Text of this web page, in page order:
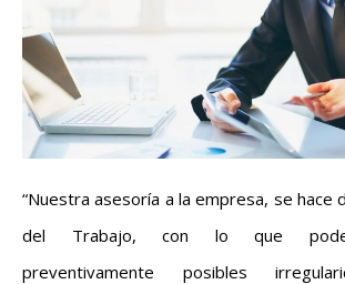
“Nuestra asesoría a la empresa, se hace
del Trabajo, con lo que
preventivamente posibles